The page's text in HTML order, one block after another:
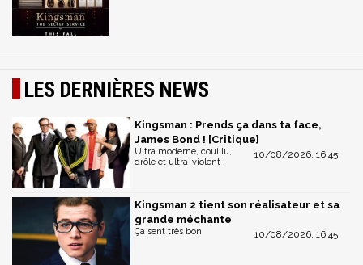
LES DERNIÈRES NEWS
Kingsman : Prends ça dans ta face,
James Bond ! [Critique]
10/08/2026, 16:45
Ultra moderne, couillu,
drôle et ultra-violent !
Kingsman 2 tient son réalisateur et sa
grande méchante
10/08/2026, 16:45
Ça sent très bon